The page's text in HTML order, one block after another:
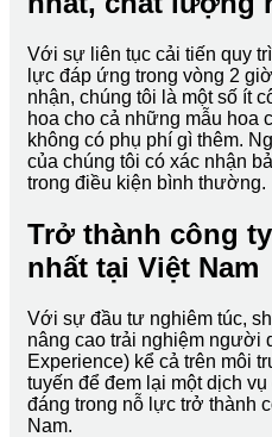
Với sự liên tục cải tiến quy
lực đáp ứng trong vòng 2
nhận, chúng tôi là một số ít
hoa cho cả những mẫu hoa
không có phụ phí gì thêm.
của chúng tôi có xác nhận
trong điều kiện bình thường.
Trở thành công
nhất tại Việt Nam
Với sự đầu tư nghiêm túc,
nâng cao trải nghiệm người
Experience) kể cả trên môi
tuyến để đem lại một dịch
đáng trong nỗ lực trở thành
Nam.